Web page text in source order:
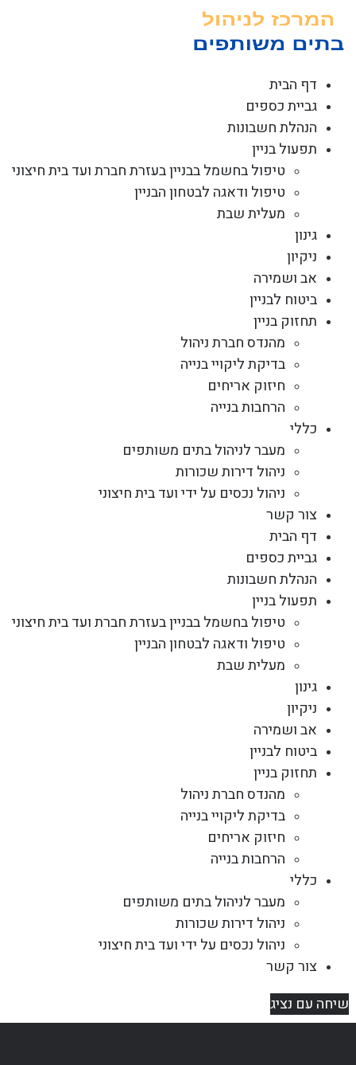
דף הבית
גביית כספים
הנהלת חשבונות
תפעול בניין
טיפול בחשמל בבניין בעזרת חברת ועד בית חיצוני
טיפול ודאגה לבטחון הבניין
מעלית שבת
גינון
ניקיון
אב ושמירה
ביטוח לבניין
תחזוק בניין
מהנדס חברת ניהול
בדיקת ליקויי בנייה
חיזוק אריחים
הרחבות בנייה
כללי
מעבר לניהול בתים משותפים
ניהול דירות שכורות
ניהול נכסים על ידי ועד בית חיצוני
צור קשר
דף הבית
גביית כספים
הנהלת חשבונות
תפעול בניין
טיפול בחשמל בבניין בעזרת חברת ועד בית חיצוני
טיפול ודאגה לבטחון הבניין
מעלית שבת
גינון
ניקיון
אב ושמירה
ביטוח לבניין
תחזוק בניין
מהנדס חברת ניהול
בדיקת ליקויי בנייה
חיזוק אריחים
הרחבות בנייה
כללי
מעבר לניהול בתים משותפים
ניהול דירות שכורות
ניהול נכסים על ידי ועד בית חיצוני
צור קשר
שיחה עם נציג